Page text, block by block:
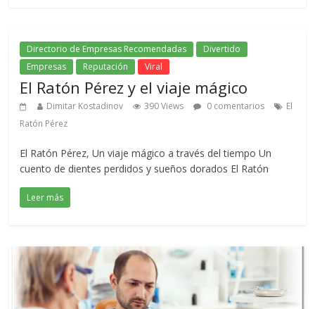
Directorio de Empresas Recomendadas
Divertido
Empresas
Reputación Viral
El Ratón Pérez y el viaje mágico
Dimitar Kostadinov 390 Views 0 comentarios
El
Ratón Pérez
El Ratón Pérez, Un viaje mágico a través del tiempo Un
cuento de dientes perdidos y sueños dorados El Ratón
Leer más